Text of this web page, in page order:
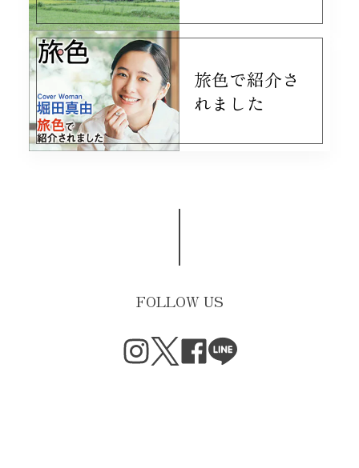
カカオサブレ缶
2026/07/19
美味しいの一言
シトロンガトーナンテ
2026/07/19
2026/07/18
旅色で紹介さ
れました
FOLLOW US